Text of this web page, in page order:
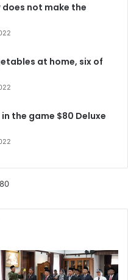
does not make the
at home, six of
the game $80 Deluxe